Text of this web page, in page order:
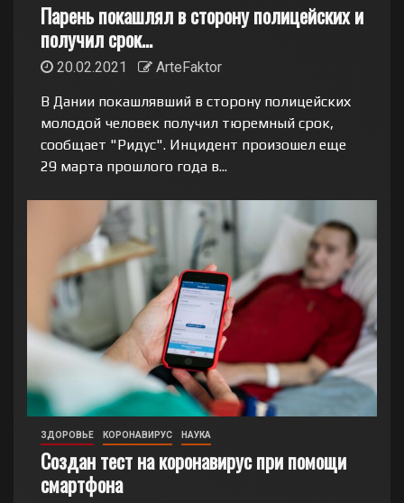
Парень покашлял в сторону полицейских и
получил срок…
20.02.2021
ArteFaktor
В Дании покашлявший в сторону полицейских
молодой человек получил тюремный срок,
сообщает "Ридус". Инцидент произошел еще
29 марта прошлого года в...
ЗДОРОВЬЕ КОРОНАВИРУС НАУКА
Создан тест на коронавирус при помощи
смартфона